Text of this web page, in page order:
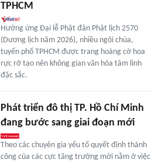
TPHCM
Hưởng ứng Đại lễ Phật đản Phật lịch 2570
(Dương lịch năm 2026), nhiều ngôi chùa,
tuyến phố TPHCM được trang hoàng cờ hoa
rực rỡ tạo nên không gian văn hóa tâm linh
đặc sắc.
Phát triển đô thị TP. Hồ Chí Minh
đang bước sang giai đoạn mới
Theo các chuyên gia yếu tố quyết định thành
công của các cực tăng trưởng mới nằm ở việc